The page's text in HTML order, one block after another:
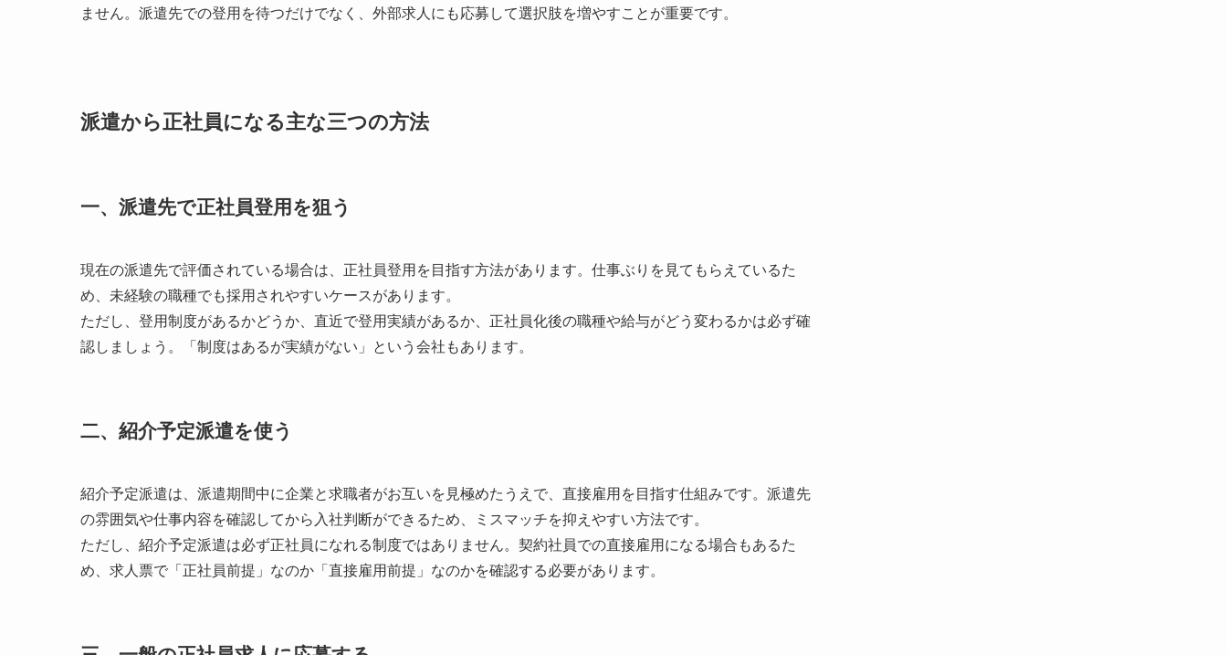
ません。派遣先での登用を待つだけでなく、外部求人にも応募して選択肢を増やすことが重要です。
派遣から正社員になる主な三つの方法
一、派遣先で正社員登用を狙う
現在の派遣先で評価されている場合は、正社員登用を目指す方法があります。仕事ぶりを見てもらえているた
め、未経験の職種でも採用されやすいケースがあります。
ただし、登用制度があるかどうか、直近で登用実績があるか、正社員化後の職種や給与がどう変わるかは必ず確
認しましょう。「制度はあるが実績がない」という会社もあります。
二、紹介予定派遣を使う
紹介予定派遣は、派遣期間中に企業と求職者がお互いを見極めたうえで、直接雇用を目指す仕組みです。派遣先
の雰囲気や仕事内容を確認してから入社判断ができるため、ミスマッチを抑えやすい方法です。
ただし、紹介予定派遣は必ず正社員になれる制度ではありません。契約社員での直接雇用になる場合もあるた
め、求人票で「正社員前提」なのか「直接雇用前提」なのかを確認する必要があります。